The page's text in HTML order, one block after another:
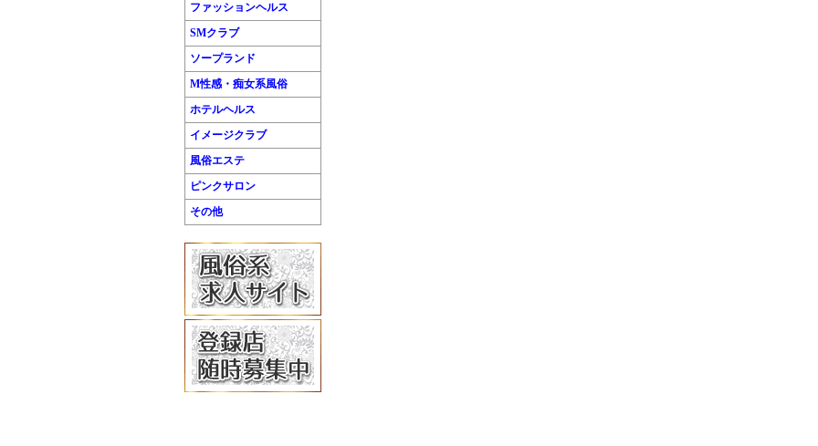
ファッションヘルス
SMクラブ
ソープランド
M性感・痴女系風俗
ホテルヘルス
イメージクラブ
風俗エステ
ピンクサロン
その他